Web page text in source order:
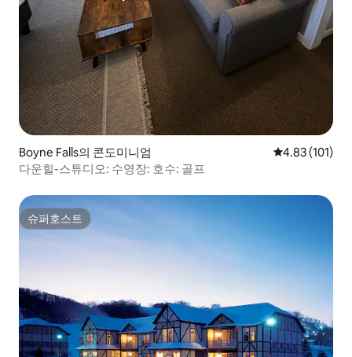
Boyne Falls의 콘도미니엄 평점 4.83점(5
4.83 (101)
다운힐-스튜디오: 수영장: 호수: 골프
슈퍼호스트
슈퍼호스트